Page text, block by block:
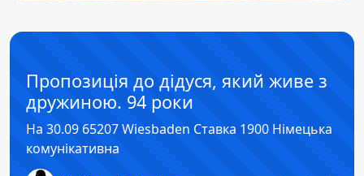
Пропозиція до дідуся, який живе з
дружиною. 94 роки
На 30.09 65207 Wiesbaden Ставка 1900 Німецька
комунікативна